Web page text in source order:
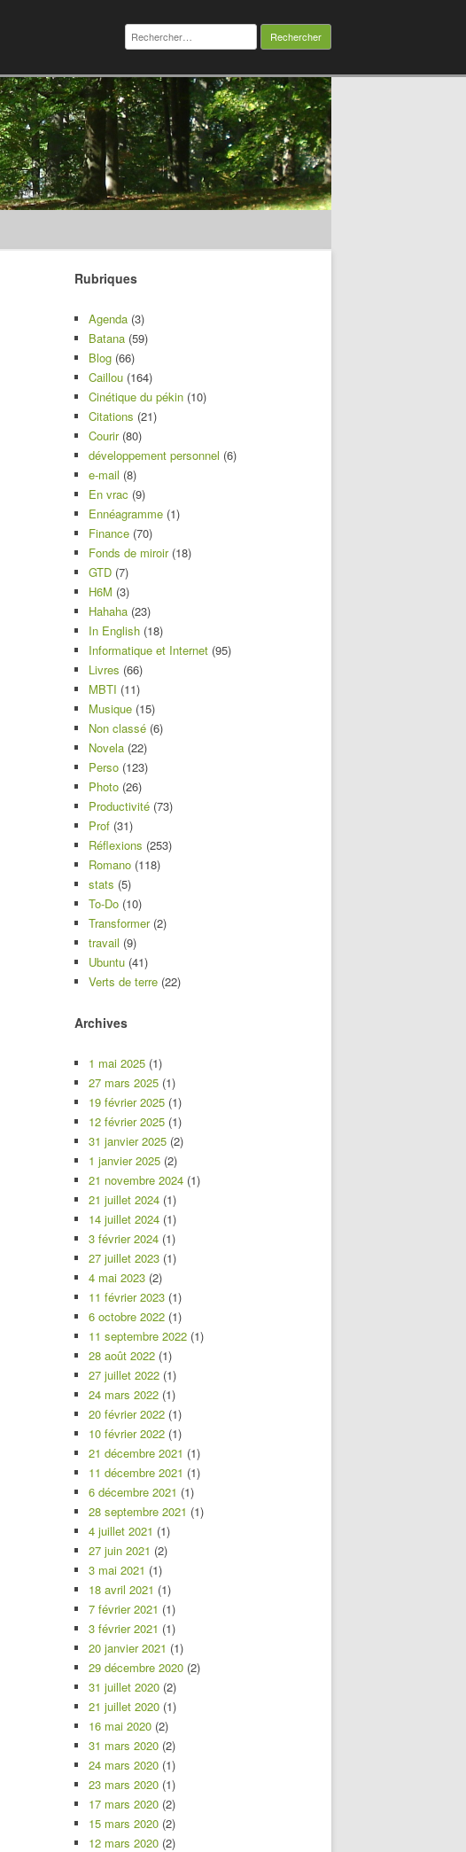
Rechercher :
Rubriques
Agenda (3)
Batana (59)
Blog (66)
Caillou (164)
Cinétique du pékin (10)
Citations (21)
Courir(80)
développement personnel (6)
e-mail (8)
En vrac (9)
Ennéagramme (1)
Finance (70)
Fonds de miroir(18)
GTD (7)
H6M (3)
Hahaha (23)
In English (18)
Informatique et Internet (95)
Livres (66)
MBTI (11)
Musique (15)
Non classé (6)
Novela (22)
Perso (123)
Photo (26)
Productivité (73)
Prof (31)
Réflexions (253)
Romano (118)
stats (5)
To-Do (10)
Transformer(2)
travail (9)
Ubuntu (41)
Verts de terre (22)
Archives
1 mai 2025 (1)
27 mars 2025 (1)
19 février 2025 (1)
12 février 2025 (1)
31 janvier 2025 (2)
1 janvier 2025 (2)
21 novembre 2024 (1)
21 juillet 2024 (1)
14 juillet 2024 (1)
3 février 2024 (1)
27 juillet 2023 (1)
4 mai 2023 (2)
11 février 2023 (1)
6 octobre 2022 (1)
11 septembre 2022 (1)
28 août 2022 (1)
27 juillet 2022 (1)
24 mars 2022 (1)
20 février 2022 (1)
10 février 2022 (1)
21 décembre 2021 (1)
11 décembre 2021 (1)
6 décembre 2021 (1)
28 septembre 2021 (1)
4 juillet 2021 (1)
27 juin 2021 (2)
3 mai 2021 (1)
18 avril 2021 (1)
7 février 2021 (1)
3 février 2021 (1)
20 janvier 2021 (1)
29 décembre 2020 (2)
31 juillet 2020 (2)
21 juillet 2020 (1)
16 mai 2020 (2)
31 mars 2020 (2)
24 mars 2020 (1)
23 mars 2020 (1)
17 mars 2020 (2)
15 mars 2020 (2)
12 mars 2020 (2)